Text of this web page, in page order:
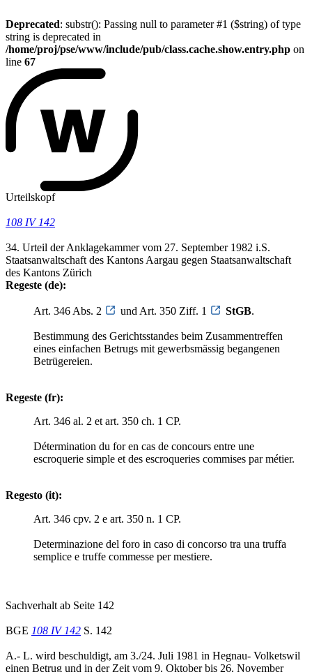
Deprecated: substr(): Passing null to parameter #1 ($string) of type
string is deprecated in
/home/proj/pse/www/include/pub/class.cache.show.entry.php on
line 67
Urteilskopf
108 IV 142
34. Urteil der Anklagekammer vom 27. September 1982 i.S.
Staatsanwaltschaft des Kantons Aargau gegen Staatsanwaltschaft
des Kantons Zürich
Regeste (de):
Art. 346 Abs. 2 und Art. 350 Ziff. 1 StGB.
Bestimmung des Gerichtsstandes beim Zusammentreffen
eines einfachen Betrugs mit gewerbsmässig begangenen
Betrügereien.
Regeste (fr):
Art. 346 al. 2 et art. 350 ch. 1 CP.
Détermination du for en cas de concours entre une
escroquerie simple et des escroqueries commises par métier.
Regesto (it):
Art. 346 cpv. 2 e art. 350 n. 1 CP.
Determinazione del foro in caso di concorso tra una truffa
semplice e truffe commesse per mestiere.
Sachverhalt ab Seite 142
BGE 108 IV 142 S. 142
A.- L. wird beschuldigt, am 3./24. Juli 1981 in Hegnau- Volketswil
einen Betrug und in der Zeit vom 9. Oktober bis 26. November